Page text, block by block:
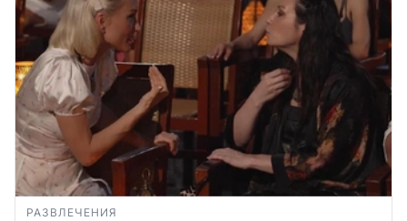
РАЗВЛЕЧЕНИЯ